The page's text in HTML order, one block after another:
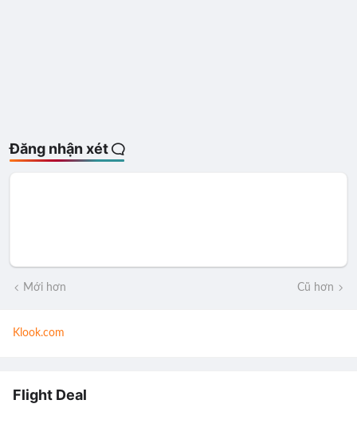
Đăng nhận xét
Mới hơn Cũ hơn
Klook.com
Flight Deal